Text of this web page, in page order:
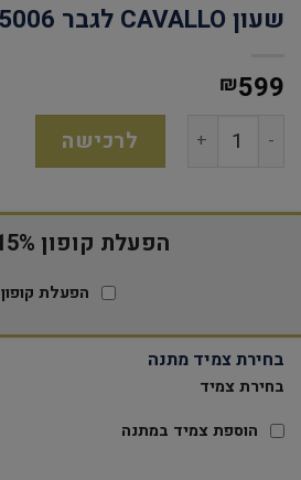
שעון CAVALLO לגבר CW165006
₪599
לרכישה
הפעלת קופון 15% הנחה
הפעלת קופון
בחירת צמיד מתנה
בחירת צמיד
הוספת צמיד במתנה